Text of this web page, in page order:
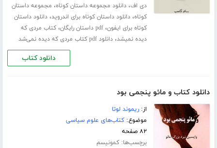
دی اف،دانلود مجموعه داستان کوتاه، مجموعه داستان
کوتاه،دانلود داستان کوتاه برای اندروید،دانلود داستان
کوتاه برای ایفون،pdf داستان رایگان ،کتاب مردی که
دیده نمیشد،دانلود pdf کتاب مردی که دیده نمی‌شد
دانلود کتاب
دانلود کتاب و مائو پنجمى بود
از:ریموند لوتا
موضوع:کتاب‌های علوم سیاسی
۸۲ صفحه
برچسب‌ها:کمونیسم